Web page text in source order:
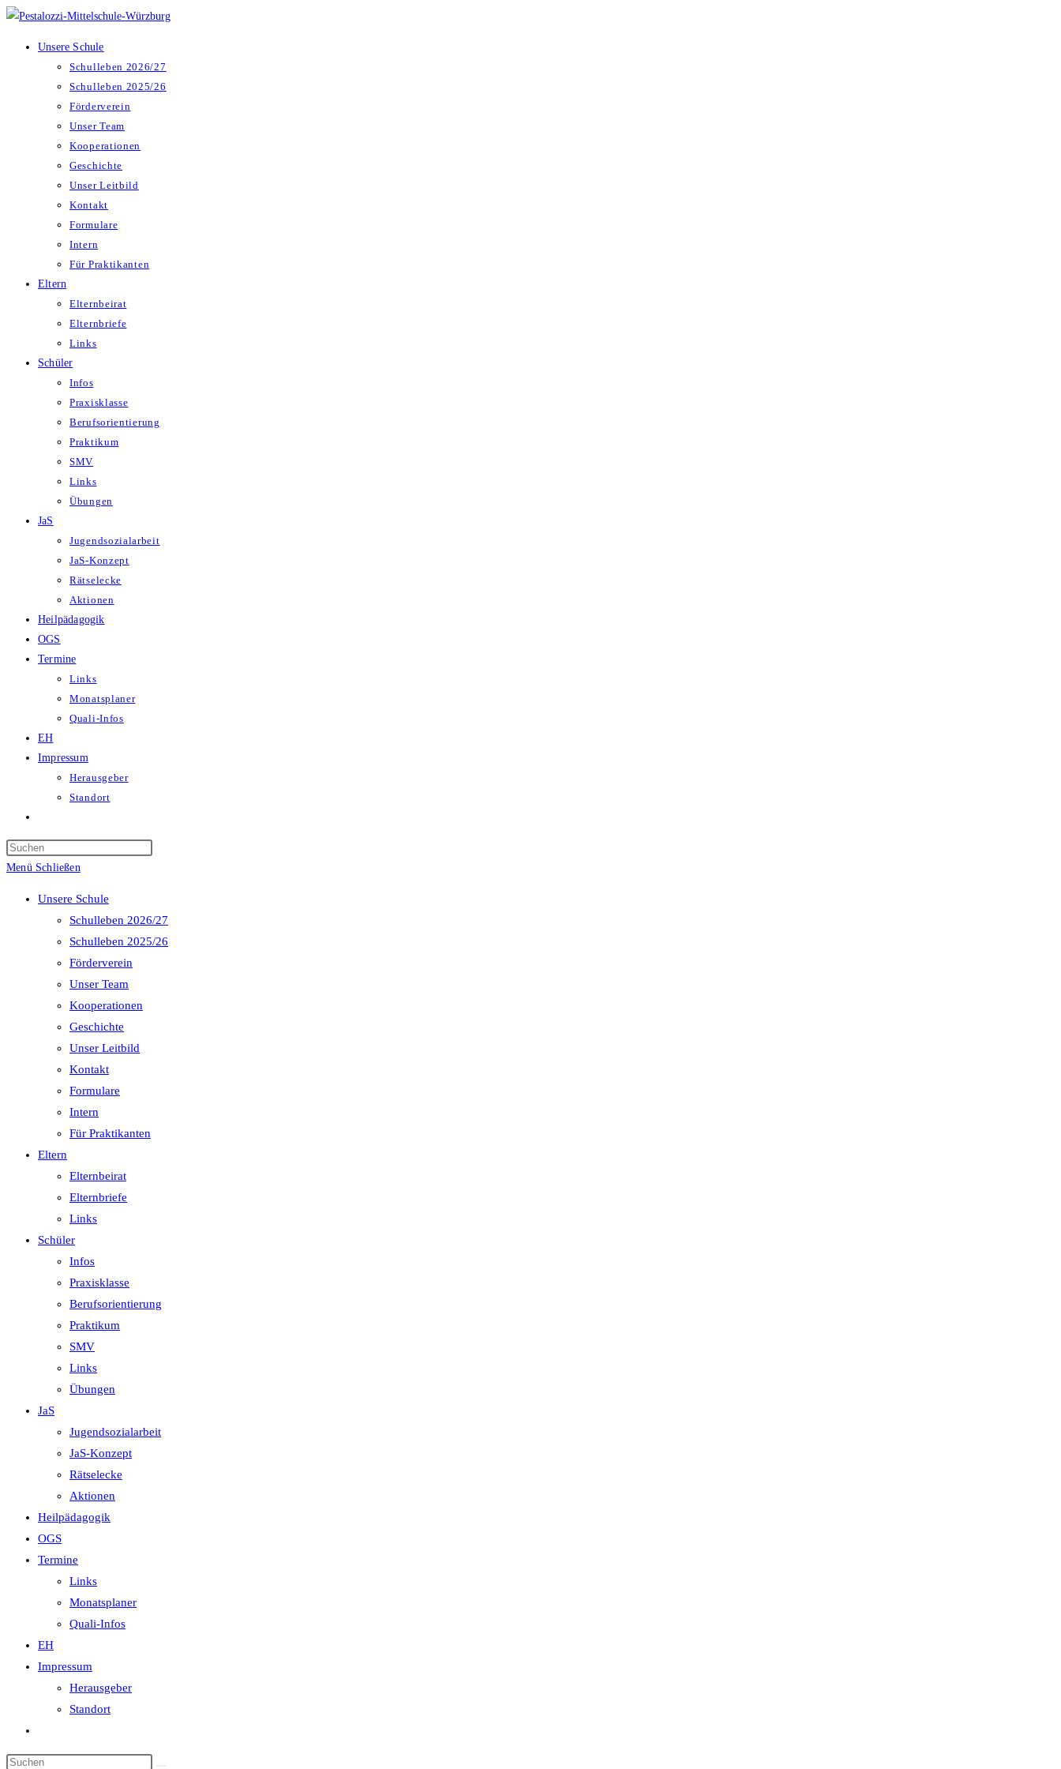
Zum
springen
Unsere Schule
Schulleben 2026/27
Schulleben 2025/26
Förderverein
Unser Team
Kooperationen
Geschichte
Unser Leitbild
Kontakt
Formulare
Intern
Für Praktikanten
Eltern
Elternbeirat
Elternbriefe
Links
Schüler
Infos
Praxisklasse
Berufsorientierung
Praktikum
SMV
Links
Übungen
JaS
Jugendsozialarbeit
JaS-Konzept
Rätselecke
Aktionen
Heilpädagogik
OGS
Termine
Links
Monatsplaner
Quali-Infos
EH
Impressum
Herausgeber
Standort
umschalten
the
search
Menü Schließen
Unsere Schule
Schulleben 2026/27
Schulleben 2025/26
Förderverein
Unser Team
Kooperationen
Geschichte
Unser Leitbild
Kontakt
Formulare
Intern
Für Praktikanten
Eltern
Elternbeirat
Elternbriefe
Links
Schüler
Infos
Praxisklasse
Berufsorientierung
Praktikum
SMV
Links
Übungen
JaS
Jugendsozialarbeit
JaS-Konzept
Rätselecke
Aktionen
Heilpädagogik
OGS
Termine
Links
Monatsplaner
Quali-Infos
EH
Impressum
Herausgeber
Standort
Diese